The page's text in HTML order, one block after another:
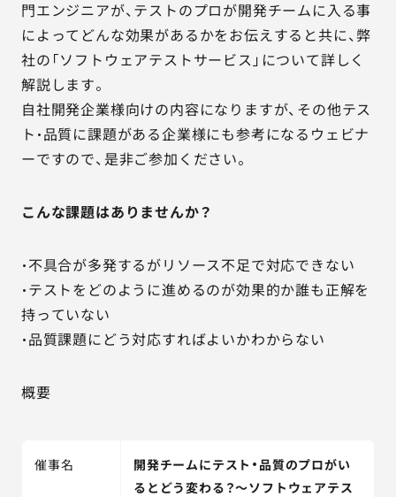
門エンジニアが、テストのプロが開発チームに入る事
によってどんな効果があるかをお伝えすると共に、弊
社の「ソフトウェアテストサービス」について詳しく
解説します。
自社開発企業様向けの内容になりますが、その他テス
ト・品質に課題がある企業様にも参考になるウェビナ
ーですので、是非ご参加ください。
こんな課題はありませんか？
・不具合が多発するがリソース不足で対応できない
・テストをどのように進めるのが効果的か誰も正解を
持っていない
・品質課題にどう対応すればよいかわからない
概要
催事名
開発チームにテスト・品質のプロがい
るとどう変わる？～ソフトウェアテス